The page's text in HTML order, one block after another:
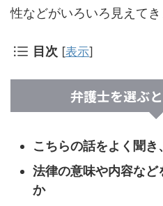
性などがいろいろ見えてき
目次 [表示]
弁護士を選ぶ
こちらの話をよく聞
法律の意味や内容な
か